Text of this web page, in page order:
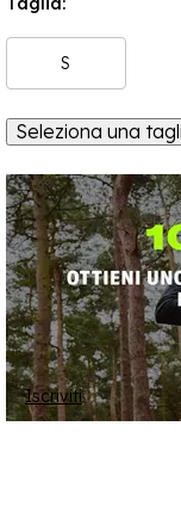
S
Seleziona una
Iscriviti